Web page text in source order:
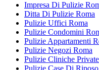
Impresa Di Pulizie
Ditta Di Pulizie Roma
Pulizie Uffici Roma
Pulizie Condomini
Pulizie Appartamenti
Pulizie Negozi Roma
Pulizie Cliniche